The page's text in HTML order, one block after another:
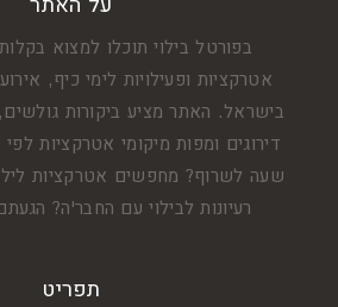
בפורטל בילוי תוכלו למצוא
אטרקציות ופעילויות לימי כיף,
בישראל. האתר מציע ביקורות
דירוגים ומפות מיקומי אטרקציות
שעה לשרוף? מחפשים אטרקציות
רעיונות לבילוי עם החבר'ה?
תפריט